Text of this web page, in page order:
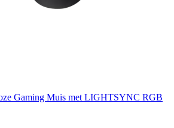
Gaming Muis met LIGHTSYNC RGB